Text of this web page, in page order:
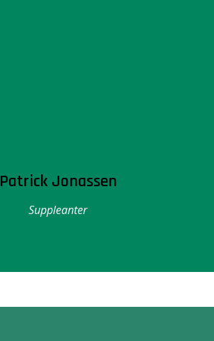
Patrick Jonassen
Suppleanter